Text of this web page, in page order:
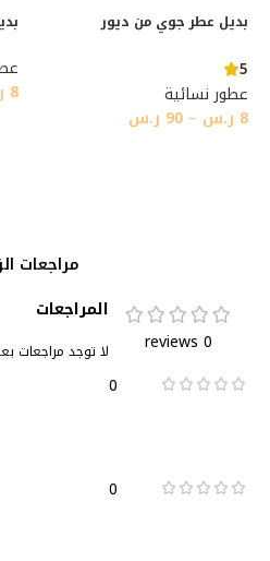
بديل عطر جوي من ديور
5
عطور نسائية
8 ر.س –
90 ر.س
8
مراجعات
0 reviews
0
0
المراجعات
لا توجد مراجعات